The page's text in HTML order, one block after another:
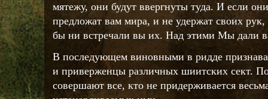
мятежу, они будут ввергнуты туда. И если
предложат вам мира, и не удержат своих рук,
бы ни встречали вы их. Над этими Мы дали
В последующем виновными в ридде
и приверженцы различных шиитских сект.
совершают все, кто не придерживается